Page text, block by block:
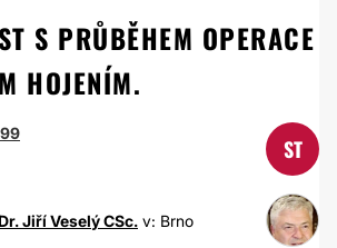
S PRŮBĚHEM OPERACE
HOJENÍM.
ST
Jiří Veselý CSc. v: Brno